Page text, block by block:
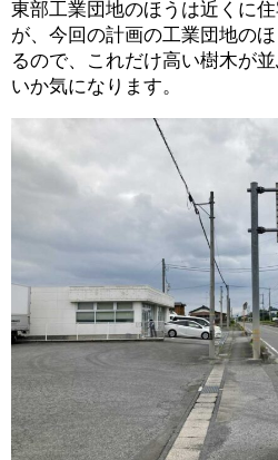
東部工業団地のほうは近くに
が、今回の計画の工業団地の
るので、これだけ高い樹木が
いか気になります。